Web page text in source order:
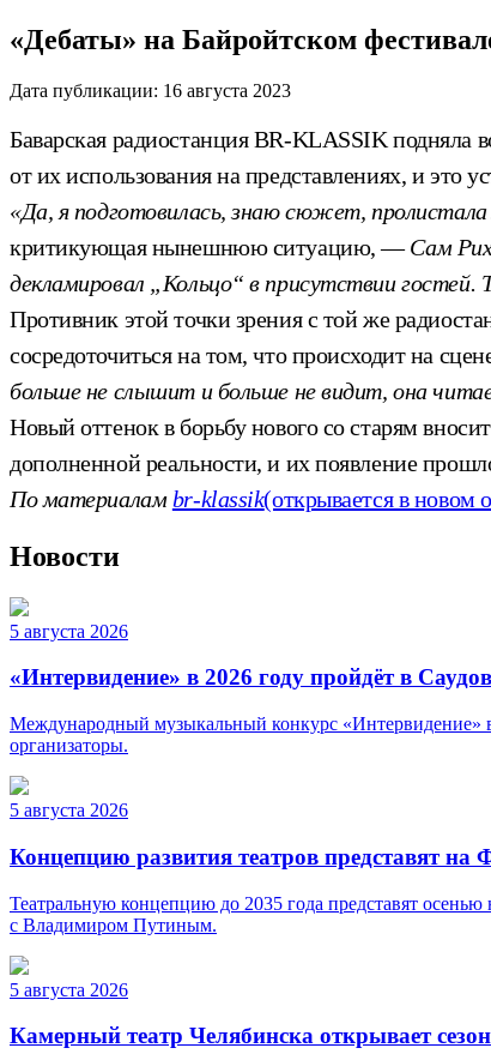
«Дебаты» на Байройтском
Дата публикации: 16 августа 2023
Баварская радиостанция BR-KLASSIK подняла
от их использования на представлениях, и это
«Да, я подготовилась, знаю сюжет,
критикующая нынешнюю ситуацию, —Сам
декламировал „Кольцо“ в присутствии
Противник этой точки зрения с той же
сосредоточиться на том, что происходит на
больше не слышит и больше не видит, она
Новый оттенок в борьбу нового со старям
дополненной реальности, и их появление
По материаламbr-klassik(открывается в новом
Новости
5 августа 2026
«Интервидение» в 2026 году пройдёт в
Международный музыкальный конкурс «Интервидение»
организаторы.
5 августа 2026
Концепцию развития театров представят на
Театральную концепцию до 2035 года представят
с Владимиром Путиным.
5 августа 2026
Камерный театр Челябинска открывает сезон